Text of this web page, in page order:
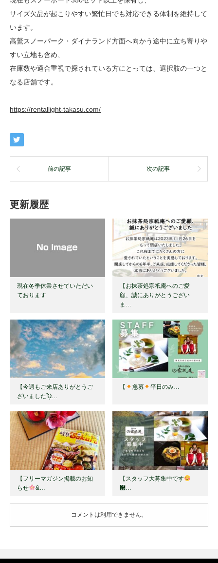
サイズ欠品が起こりやすい繁忙日でも対応できる体制を維持して
います。
高鷲スノーパーク・ダイナランド方面へ向かう途中に立ち寄りや
すい立地も含め、
在庫数や適合重視で探されている方にとっては、選択肢の一つと
なる店舗です。
https://rentallight-takasu.com/
前の記事 次の記事
更新履歴
現在冬季休業させていただい
ております
【お抹茶処宗祇庵へのご愛
顧、誠にありがとうござい
ま…
【今週もご来店ありがとうご
ざいましたᾯ…
【 急募 平日のみ…
【フリーマガジン掲載のお知
らせ
&…
【スタッフ大募集中です
࿠…
コメントは利用できません。